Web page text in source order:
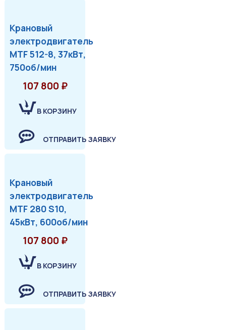
Крановый
электродвигатель
MTF 512-8, 37кВт,
750об/мин
107 800 ₽
В КОРЗИНУ
ОТПРАВИТЬ ЗАЯВКУ
Крановый
электродвигатель
MTF 280 S10,
45кВт, 600об/мин
107 800 ₽
В КОРЗИНУ
ОТПРАВИТЬ ЗАЯВКУ